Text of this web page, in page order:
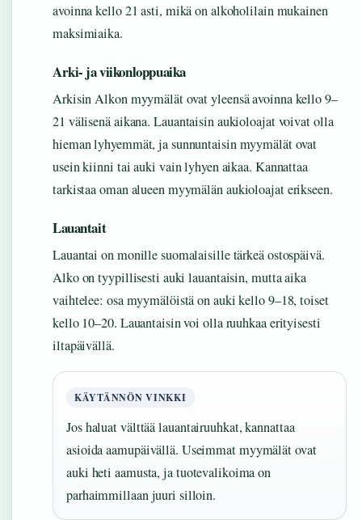
avoinna kello 21 asti, mikä on alkoholilain mukainen
maksimiaika.
Arki- ja viikonloppuaika
Arkisin Alkon myymälät ovat yleensä avoinna kello 9–
21 välisenä aikana. Lauantaisin aukioloajat voivat olla
hieman lyhyemmät, ja sunnuntaisin myymälät ovat
usein kiinni tai auki vain lyhyen aikaa. Kannattaa
tarkistaa oman alueen myymälän aukioloajat erikseen.
Lauantait
Lauantai on monille suomalaisille tärkeä ostospäivä.
Alko on tyypillisesti auki lauantaisin, mutta aika
vaihtelee: osa myymälöistä on auki kello 9–18, toiset
kello 10–20. Lauantaisin voi olla ruuhkaa erityisesti
iltapäivällä.
KÄYTÄNNÖN VINKKI
Jos haluat välttää lauantairuuhkat, kannattaa
asioida aamupäivällä. Useimmat myymälät ovat
auki heti aamusta, ja tuotevalikoima on
parhaimmillaan juuri silloin.